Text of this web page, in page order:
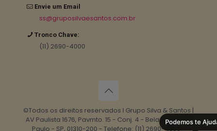
Envie um Email
ss@gruposilvaesantos.com.br
Tronco Chave:
(11) 2690-4000
©Todos os direitos reservados I Grupo Silva & Santos |
AV Paulista 1676, Pavmto. 15 - Conj. 4 - Bela Vista, São
Paulo - SP, 01310-200 - Telefone: (11) 2690-4000 -
Podemos te